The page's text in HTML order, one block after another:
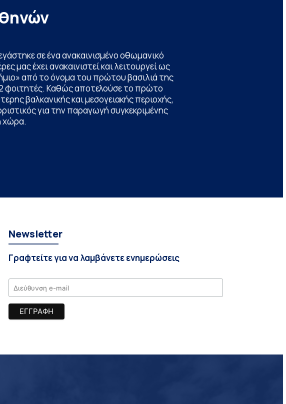
σε ένα ανακαινισμένο οθωμανικό
μας έχει ανακαινιστεί και λειτουργεί ως
από το όνομα του πρώτου βασιλιά της
φοιτητές. Καθώς αποτελούσε το πρώτο
βαλκανικής και μεσογειακής περιοχής,
για την παραγωγή συγκεκριμένης
χώρα.
Newsletter
Γραφτείτε για να λαμβάνετε ενημερώσεις